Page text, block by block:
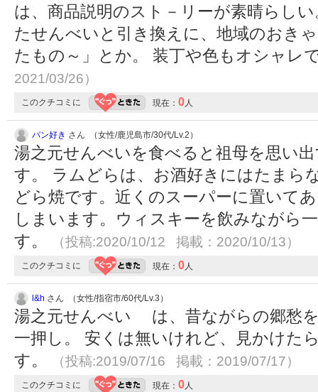
は、商品説明のスト－リーが素晴らし
たせんべいと引き換えに、地域のおき
たもの～」とか。 装丁や色もオシャレ
2021/03/26）
このクチコミに 現在： 0人
パン好き さん （女性/鹿児島市/30代/Lv.2）
湯之元せんべいを食べると祖母を思い
す。 ラムどらは、お酒好きにはたまら
どら焼です。近くのスーパーに置いて
しまいます。ウィスキーを飲みながら
す。
（投稿:2020/10/12 掲載：2020/10/13）
このクチコミに 現在： 0人
l&h さん （女性/指宿市/60代/Lv.3）
湯之元せんべい は、昔ながらの郷愁
一押し。 安くは無いけれど、見かけた
す。
（投稿:2019/07/16 掲載：2019/07/17）
このクチコミに 現在： 0人